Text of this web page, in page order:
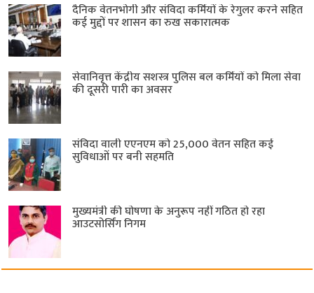
दैनिक वेतनभोगी और संविदा कर्मियों के रेगुलर करने सहित
कई मुद्दों पर शासन का रुख सकारात्मक
सेवानिवृत्त केंद्रीय सशस्त्र पुलिस बल ​कर्मियों को मिला सेवा
की दूसरी पारी का अवसर
संविदा वाली एएनएम को 25,000 वेतन सहित कई
सुविधाओं पर बनी सहमति
मुख्यमंत्री की घोषणा के अनुरूप नहीं गठित हो रहा
आउटसोर्सिंग निगम